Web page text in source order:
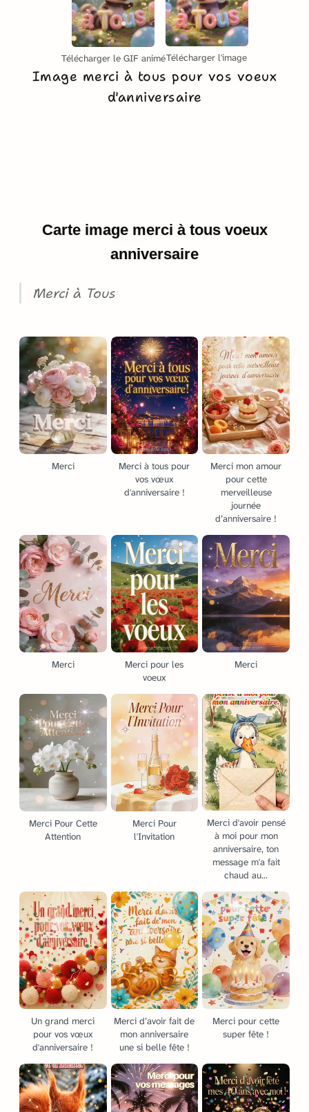
Télécharger le GIF animéTélécharger l'image
Image merci à tous pour vos voeux
d'anniversaire
Carte image merci à tous voeux
anniversaire
Merci à Tous
Merci
Merci à tous pour
vos vœux
d'anniversaire !
Merci mon amour
pour cette
merveilleuse
journée
d’anniversaire !
Merci
Merci pour les
voeux
Merci
Merci Pour Cette
Attention
Merci Pour
l'Invitation
Merci d'avoir pensé
à moi pour mon
anniversaire, ton
message m'a fait
chaud au...
Un grand merci
pour vos vœux
d'anniversaire !
Merci d’avoir fait de
mon anniversaire
une si belle fête !
Merci pour cette
super fête !